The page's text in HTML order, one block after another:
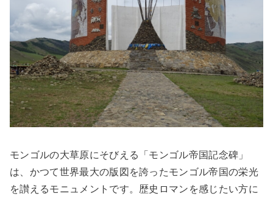
モンゴルの大草原にそびえる「モンゴル帝国記念碑」
は、かつて世界最大の版図を誇ったモンゴル帝国の栄光
を讃えるモニュメントです。歴史ロマンを感じたい方に